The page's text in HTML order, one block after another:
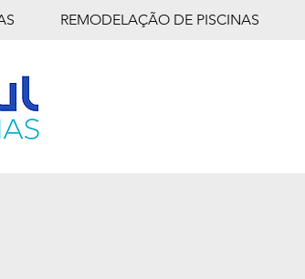
REMODELAÇÃO DE PISCINAS